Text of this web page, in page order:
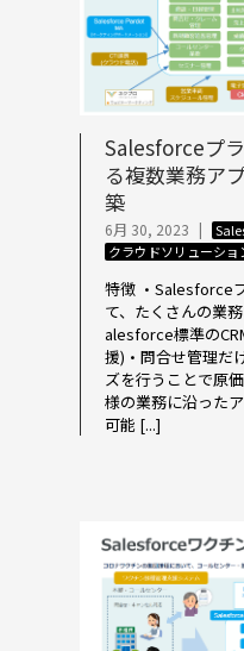
Salesforceプ
る複数業務ア
築
6月 30, 2023 |
クラウドソリューショ
特徴 ・Salesforce
て、たくさんの業
alesforce標準の
援)・問合せ管理だ
ズを行うことで原
様の業務に沿った
可能 [...]